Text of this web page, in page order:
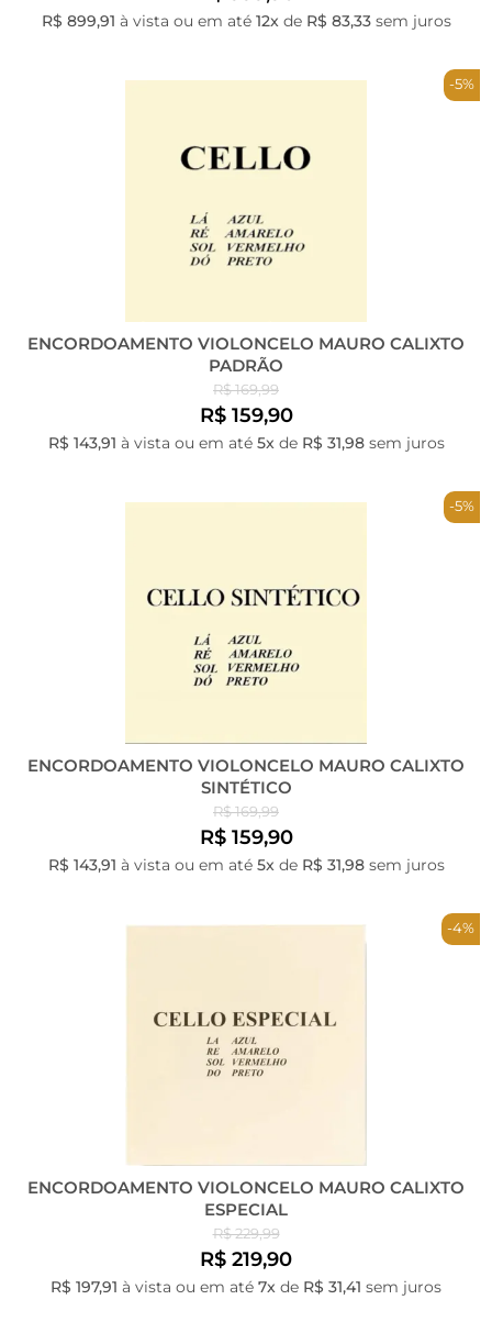
R$ 899,91 à vista ou em até 12xde R$ 83,33sem juros
-5%
ENCORDOAMENTO VIOLONCELO MAURO CALIXTO
PADRÃO
R$ 169,99
R$ 159,90
R$ 143,91 à vista ou em até 5xde R$ 31,98sem juros
-5%
ENCORDOAMENTO VIOLONCELO MAURO CALIXTO
SINTÉTICO
R$ 169,99
R$ 159,90
R$ 143,91 à vista ou em até 5xde R$ 31,98sem juros
-4%
ENCORDOAMENTO VIOLONCELO MAURO CALIXTO
ESPECIAL
R$ 229,99
R$ 219,90
R$ 197,91 à vista ou em até 7x de R$ 31,41 sem juros